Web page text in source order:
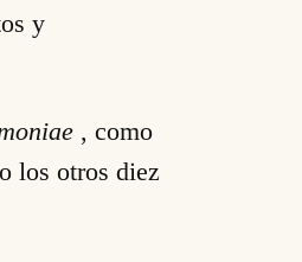
y
, como
los otros diez